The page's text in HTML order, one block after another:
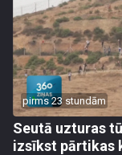
pirms 23 stundām
Seutā uzturas
izsīkst pārtikas